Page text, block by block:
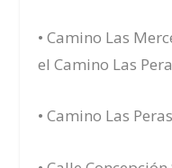
• Camino Las
el Camino Las
• Camino Las